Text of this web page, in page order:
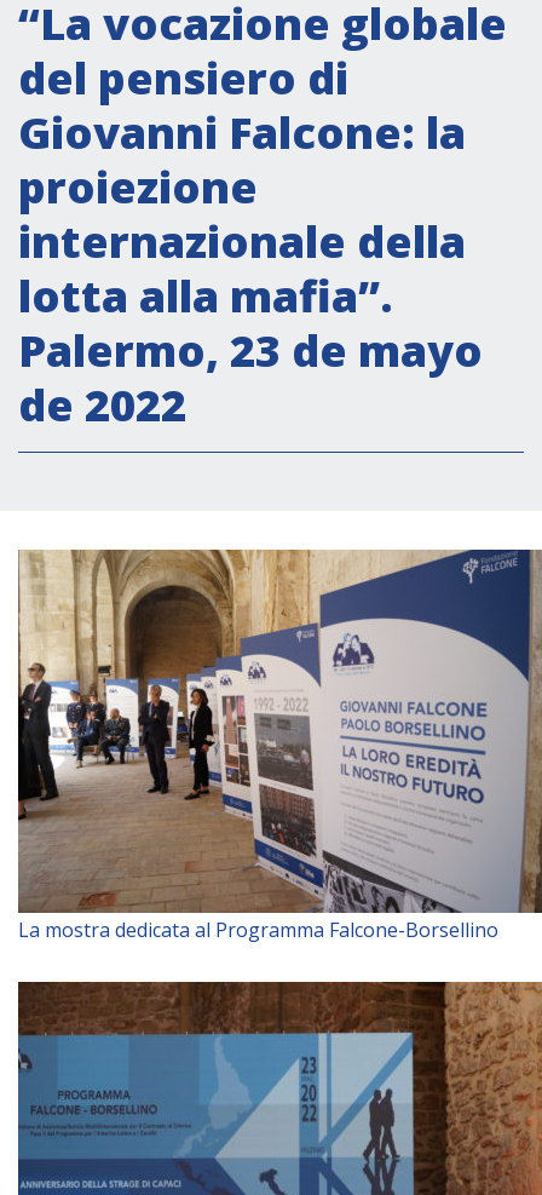
Secretaría Cultural
Secretaría Socioeconómica
Secretaría Técnico-científica
Forum Pymes
Conferencia Italia- América Latina y el Caribe
Red para la promoción de la igualdad de
género
Becas
Partnership
Empoderamiento socio-económico
Justicia y Seguridad
EUROsociAL
EL PAcCTO
EUROFRONT
COPOLAD III
AL-INVEST Verde
MEDIOS
Vídeos
BIBLIOTECA
“La vocazione globale
del pensiero di
Giovanni Falcone: la
proiezione
internazionale della
lotta alla mafia”.
Palermo, 23 de mayo
de 2022
La mostra dedicata al Programma Falcone-Borsellino